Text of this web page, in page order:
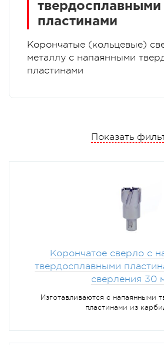
твердосплавными
пластинами
Корончатые (кольцевые)
металлу с напаянными
пластинами
Показать
Корончатое сверло с
твердосплавными
сверления 30
Изготавливаются с напаянными
пластинами из